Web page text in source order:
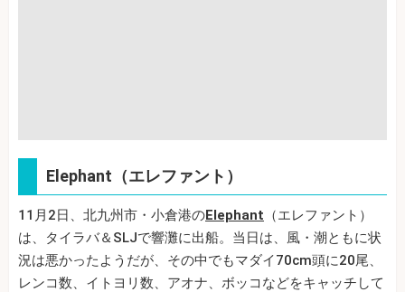
Elephant（エレファント）
11月2日、北九州市・小倉港のElephant （エレファント）
は、タイラバ＆SLJで響灘に出船。当日は、風・潮ともに状
況は悪かったようだが、その中でもマダイ70cm頭に20尾、
レンコ数、イトヨリ数、アオナ、ボッコなどをキャッチして